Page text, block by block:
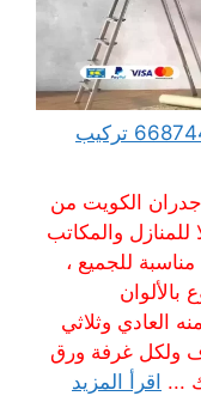
فني تركيب ورق جدران الكويت 66874433 تركيب
الكويت من
للمنازل والمكاتب
للجميع ،
بالألوان
العادي وثلاثي
ولكل غرفة ورق
... اقرأ المزيد